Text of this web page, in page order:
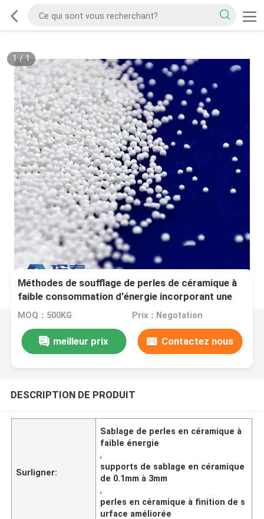
1 /1
Méthodes de soufflage de perles de céramique à
faible consommation d'énergie incorporant une
plage de taille de 0,1 mm à 3 mm pour une finition
MOQ：500KG Prix：Negotation
meilleur prix Contactez nous
DESCRIPTION DE PRODUIT
Surligner:
Sablage de perles en céramique à
faible énergie
,
supports de sablage en céramique
de 0.1mm à 3mm
,
perles en céramique à finition de s
urface améliorée